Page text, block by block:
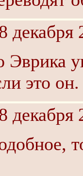
декабря
Эврика
это он.
декабря